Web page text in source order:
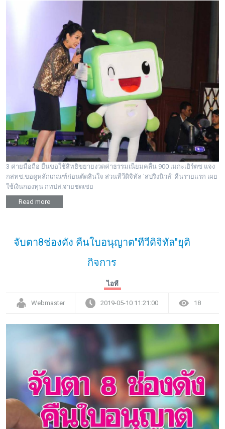
3 ค่ายมือถือ ยื่นขอใช้สิทธิขยายงวดค่าธรรมเนียมคลื่น 900 เมกะเฮิร์ตซ แจง
กสทช.ขอดูหลักเกณฑ์ก่อนตัดสินใจ ส่วนทีวีดิจิทัล 'สปริงนิวส์' คืนรายแรก เผย
ใช้เงินกองทุน กทปส.จ่ายชดเชย
Read more
จับตา8ช่องดัง คืนใบอนุญาต"ทีวีดิจิทัล"ยุติ
กิจการ
ไอที
Webmaster 2019-05-10 11:21:00 18